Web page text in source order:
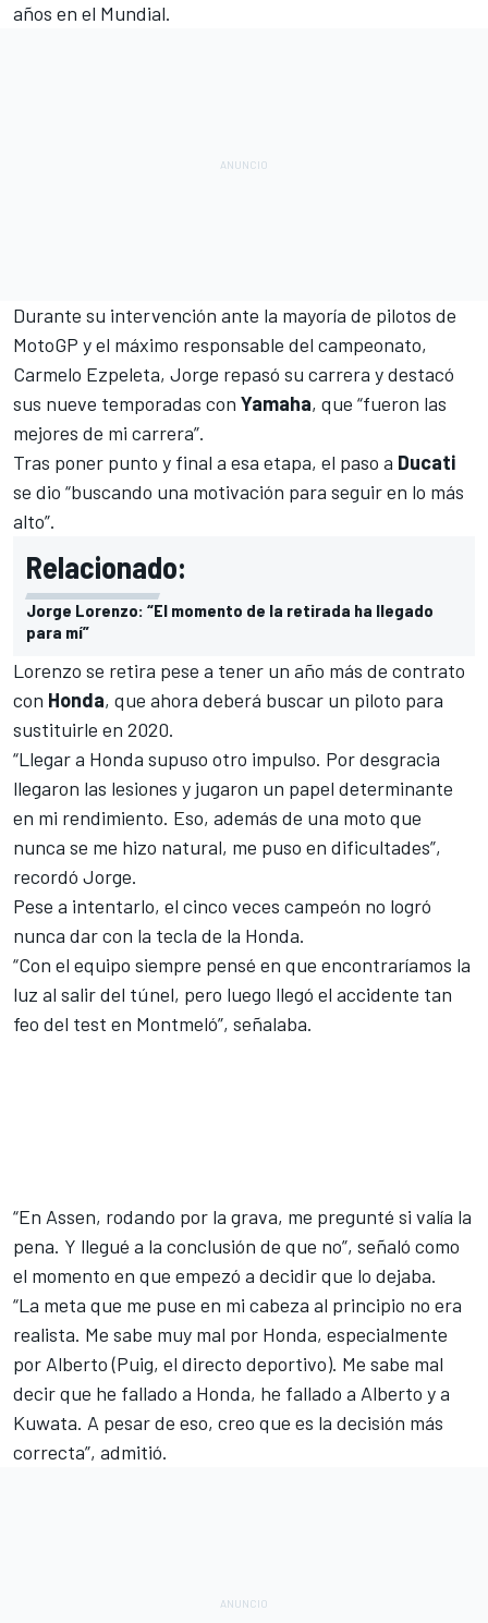
años en el Mundial.
Durante su intervención ante la mayoría de pilotos de
MotoGP y el máximo responsable del campeonato,
Carmelo Ezpeleta, Jorge repasó su carrera y destacó
sus nueve temporadas con Yamaha, que “fueron las
mejores de mi carrera”.
Tras poner punto y final a esa etapa, el paso a Ducati
se dio “buscando una motivación para seguir en lo más
alto”.
Relacionado:
Jorge Lorenzo: “El momento de la retirada ha llegado
para mí”
Lorenzo se retira pese a tener un año más de contrato
con Honda, que ahora deberá buscar un piloto para
sustituirle en 2020.
“Llegar a Honda supuso otro impulso. Por desgracia
llegaron las lesiones y jugaron un papel determinante
en mi rendimiento. Eso, además de una moto que
nunca se me hizo natural, me puso en dificultades”,
recordó Jorge.
Pese a intentarlo, el cinco veces campeón no logró
nunca dar con la tecla de la Honda.
“Con el equipo siempre pensé en que encontraríamos la
luz al salir del túnel, pero luego llegó el accidente tan
feo del test en Montmeló”, señalaba.
“En Assen, rodando por la grava, me pregunté si valía la
pena. Y llegué a la conclusión de que no”, señaló como
el momento en que empezó a decidir que lo dejaba.
“La meta que me puse en mi cabeza al principio no era
realista. Me sabe muy mal por Honda, especialmente
por Alberto (Puig, el directo deportivo). Me sabe mal
decir que he fallado a Honda, he fallado a Alberto y a
Kuwata. A pesar de eso, creo que es la decisión más
correcta”, admitió.